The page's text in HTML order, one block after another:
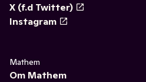
X (f.d Twitter)
Instagram
Mathem
Om Mathem